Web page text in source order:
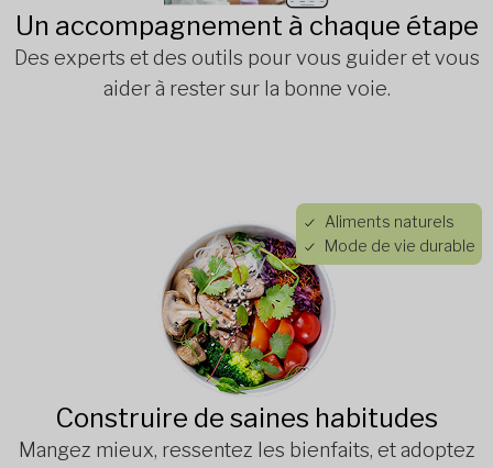
Un accompagnement à chaque étape
Des experts et des outils pour vous guider et vous
aider à rester sur la bonne voie.
Aliments naturels
Mode de vie durable
Construire de saines habitudes
Mangez mieux, ressentez les bienfaits, et adoptez